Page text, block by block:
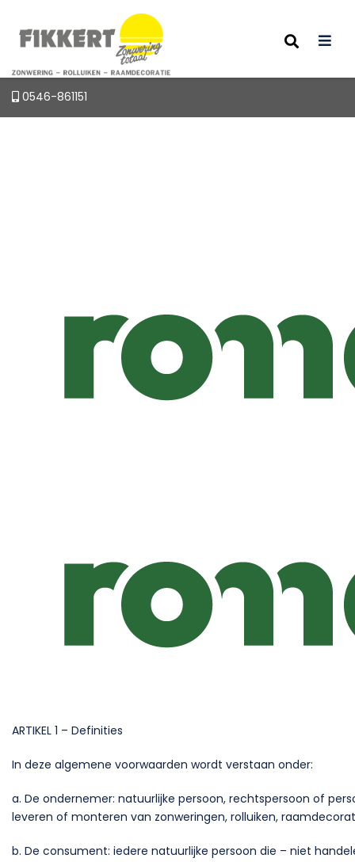
0546-861151
ARTIKEL 1 – Definities
In deze algemene voorwaarden wordt verstaan onder:
a. De ondernemer: natuurlijke persoon, rechtspersoon of
leveren of monteren van zonweringen, rolluiken,
b. De consument: iedere natuurlijke persoon die – niet